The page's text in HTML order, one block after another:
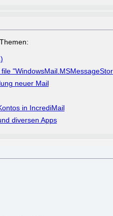
neuer Mail
in IncrediMail
diversen Apps